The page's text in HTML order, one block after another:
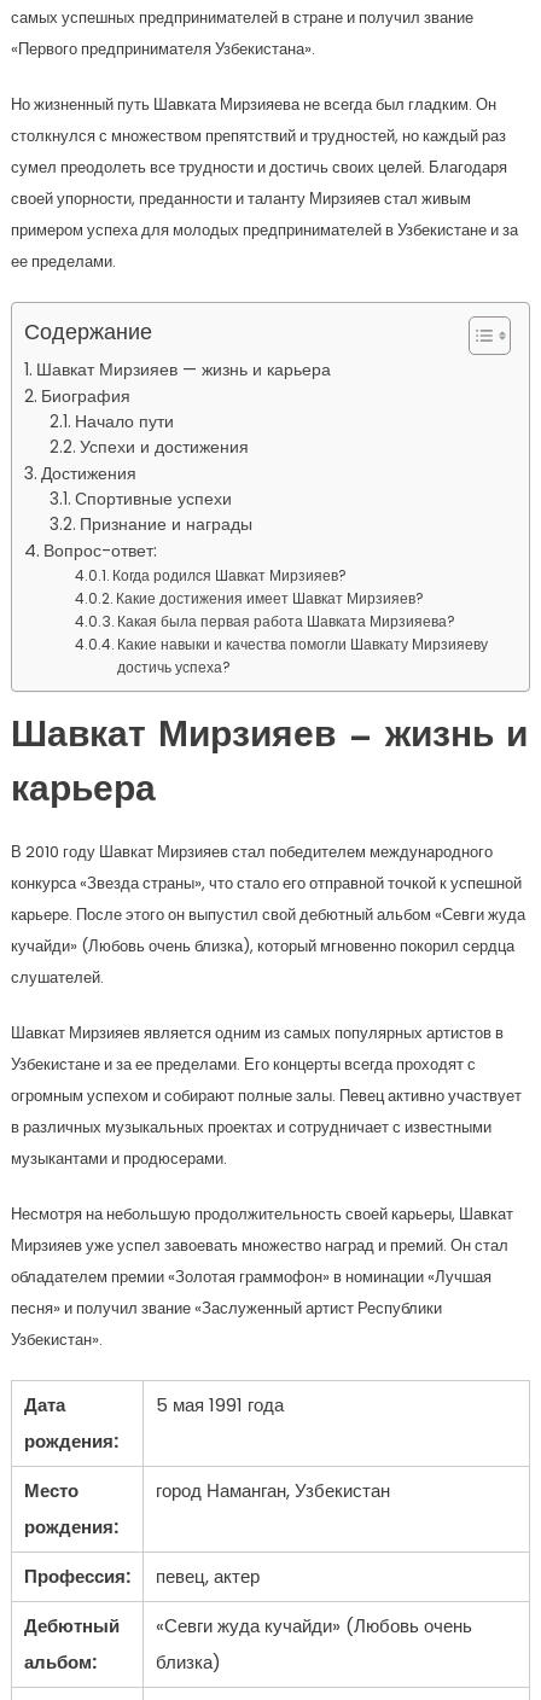
самых успешных предпринимателей в стране и получил звание
«Первого предпринимателя Узбекистана».
Но жизненный путь Шавката Мирзияева не всегда был гладким. Он
столкнулся с множеством препятствий и трудностей, но каждый раз
сумел преодолеть все трудности и достичь своих целей. Благодаря
своей упорности, преданности и таланту Мирзияев стал живым
примером успеха для молодых предпринимателей в Узбекистане и за
ее пределами.
Содержание
Шавкат Мирзияев — жизнь и карьера
Биография
Начало пути
Успехи и достижения
Достижения
Спортивные успехи
Признание и награды
Вопрос-ответ:
Когда родился Шавкат Мирзияев?
Какие достижения имеет Шавкат Мирзияев?
Какая была первая работа Шавката Мирзияева?
Какие навыки и качества помогли Шавкату Мирзияеву
достичь успеха?
Шавкат Мирзияев — жизнь и
карьера
В 2010 году Шавкат Мирзияев стал победителем международного
конкурса «Звезда страны», что стало его отправной точкой к успешной
карьере. После этого он выпустил свой дебютный альбом «Севги жуда
кучайди» (Любовь очень близка), который мгновенно покорил сердца
слушателей.
Шавкат Мирзияев является одним из самых популярных артистов в
Узбекистане и за ее пределами. Его концерты всегда проходят с
огромным успехом и собирают полные залы. Певец активно участвует
в различных музыкальных проектах и сотрудничает с известными
музыкантами и продюсерами.
Несмотря на небольшую продолжительность своей карьеры, Шавкат
Мирзияев уже успел завоевать множество наград и премий. Он стал
обладателем премии «Золотая граммофон» в номинации «Лучшая
песня» и получил звание «Заслуженный артист Республики
Узбекистан».
Дата
рождения:
5 мая 1991 года
Место
рождения:
город Наманган, Узбекистан
Профессия:
певец, актер
Дебютный
альбом:
«Севги жуда кучайди» (Любовь очень
близка)